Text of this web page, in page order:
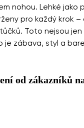
nohou. Lehké jako
pro každý krok –
Toto nejsou jen
je zábava, styl a
od zákazníků